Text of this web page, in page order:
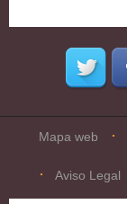
Mapa web
Aviso Legal